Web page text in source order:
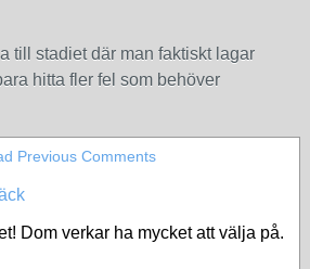
till stadiet där man faktiskt lagar
hitta fler fel som behöver
Previous Comments
Dom verkar ha mycket att välja på.